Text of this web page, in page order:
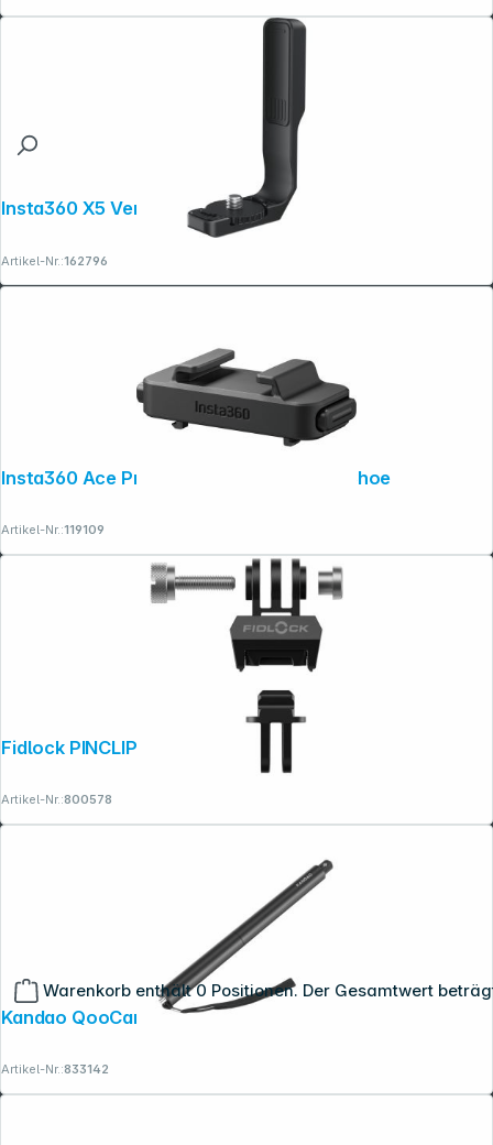
Warenkorb enthält 0 Positionen. Der Gesamtwert
Insta360 X5 Vertical-Horizontal Mount
Artikel-Nr.:162796
Insta360 Ace Pro 2 Quick Release Cold Shoe
Artikel-Nr.:119109
Artikel-Nr.:800578
Artikel-Nr.:833142